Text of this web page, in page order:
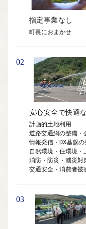
指定事業なし
町長におまかせ
02
安心安全で快適
計画的土地利用
道路交通網の整備・
情報発信・DX基盤の
自然環境・住環境・
消防・防災・減災対
交通安全・消費者被
03